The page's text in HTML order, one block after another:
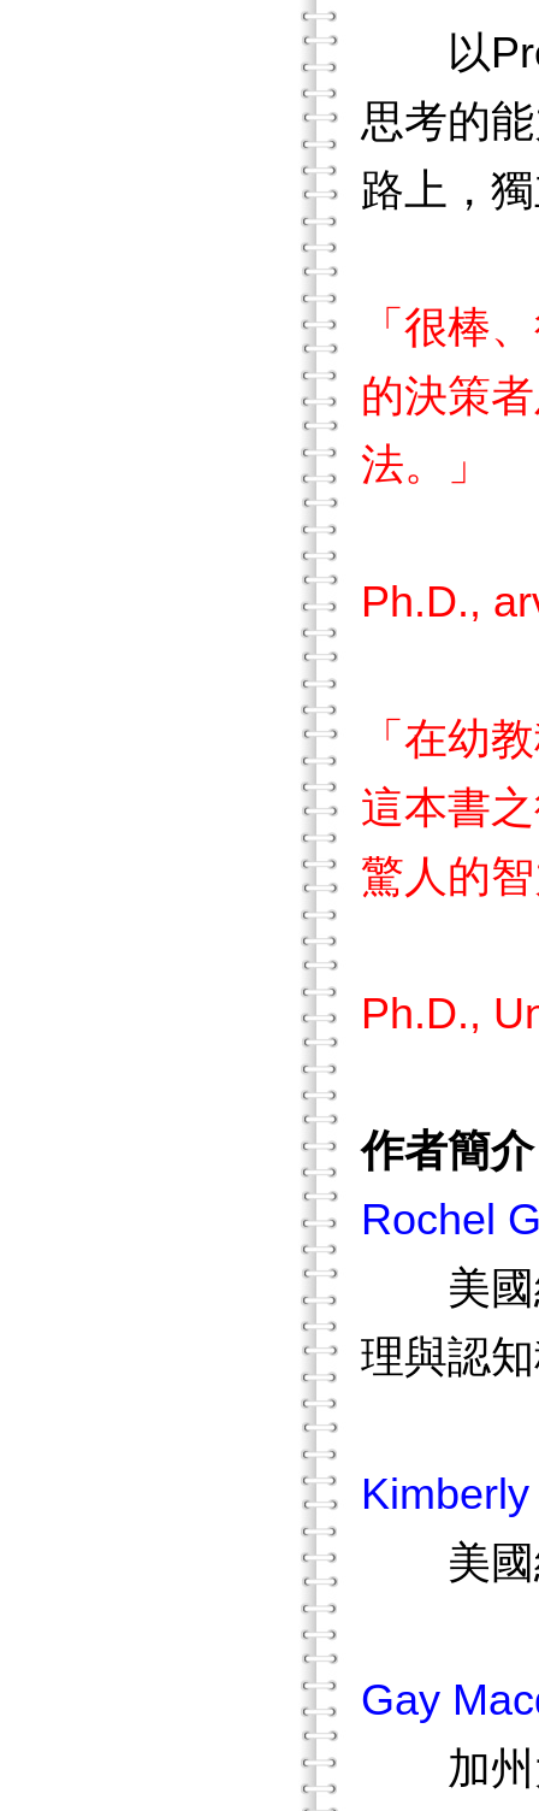
以
思考的
路上，
「很棒
的決策
法。」
Ph.D.,
「在幼
這本書
驚人的
Ph.D.,
作者簡介
Rochel
美國紐
理與認
美國紐
Gay
加州大